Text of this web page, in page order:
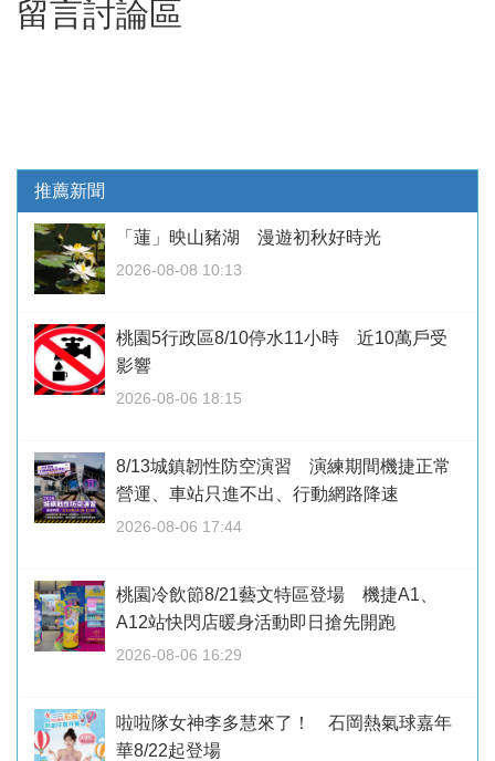
留言討論區
推薦新聞
「蓮」映山豬湖 漫遊初秋好時光
2026-08-08 10:13
桃園5行政區8/10停水11小時 近10萬戶受
影響
2026-08-06 18:15
8/13城鎮韌性防空演習 演練期間機捷正常
營運、車站只進不出、行動網路降速
2026-08-06 17:44
桃園冷飲節8/21藝文特區登場 機捷A1、
A12站快閃店暖身活動即日搶先開跑
2026-08-06 16:29
啦啦隊女神李多慧來了！ 石岡熱氣球嘉年
華8/22起登場